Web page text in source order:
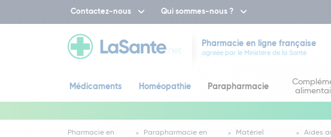
Contactez-nous Qui sommes-nous ?
Pharmacie en ligne française
agréée par le Ministère de la Santé
Médicaments Homéopathie Parapharmacie
Pharmacie en
Parapharmacie en
Matériel
Aides